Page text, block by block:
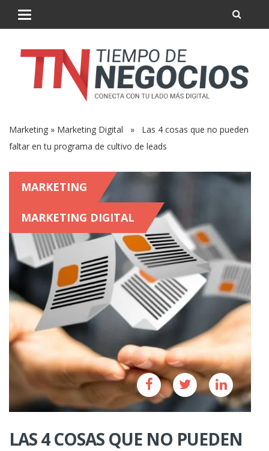
Marketing » Marketing Digital » Las 4 cosas que no pueden
faltar en tu programa de cultivo de leads
MARKETING
MARKETING DIGITAL
LAS 4 COSAS QUE NO PUEDEN